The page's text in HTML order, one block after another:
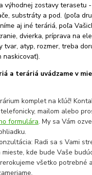
výhodnej zostavy terasetu
substráty a pod. (poľa
aj iné teráriá, poľa
dvierka, príprava na
tvar, atyp, rozmer, treba
naskicovať).
a teráriá uvádzame v
komplet na kľúč!
mailom alebo
formulára. My sa Vám
Radi sa s Vami
mieste, kde bude Vaše
všetko potrebné